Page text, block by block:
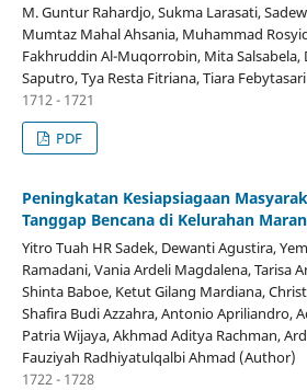
M. Guntur Rahardjo, Sukma Larasati,
Mumtaz Mahal Ahsania, Muhammad
Fakhruddin Al-Muqorrobin, Mita Salsabela,
Saputro, Tya Resta Fitriana, Tiara
1712 - 1721
PDF
Peningkatan Kesiapsiagaan
Tanggap Bencana di Kelurahan
Yitro Tuah HR Sadek, Dewanti Agustira,
Ramadani, Vania Ardeli Magdalena, Tarisa
Shinta Baboe, Ketut Gilang Mardiana,
Shafira Budi Azzahra, Antonio Apriliandro,
Patria Wijaya, Akhmad Aditya Rachman,
Fauziyah Radhiyatulqalbi Ahmad (Author)
1722 - 1728